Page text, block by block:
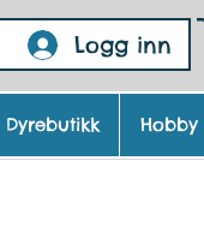
Logg inn
Dyrebutikk Hobby